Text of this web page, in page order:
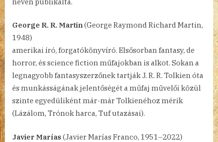
George R. R. Martin(George Raymond Richard Martin,
1948)
amerikai író, forgatókönyvíró. Elsősorban fantasy, de
horror, és science fiction műfajokban is alkot. Sokan a
legnagyobb fantasyszerzőnek tartják J. R. R. Tolkien óta
és munkásságának jelentőségét a műfaj művelői közül
szinte egyedüliként már-már Tolkienéhoz mérik
(Lázálom, Trónok harca, Tuf utazásai).
Javier Marías (Javier Marías Franco, 1951–2022)